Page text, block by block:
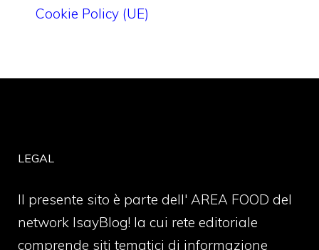
Cookie Policy (UE)
LEGAL
Il presente sito è parte dell' AREA FOOD del
network IsayBlog! la cui rete editoriale
comprende siti tematici di informazione